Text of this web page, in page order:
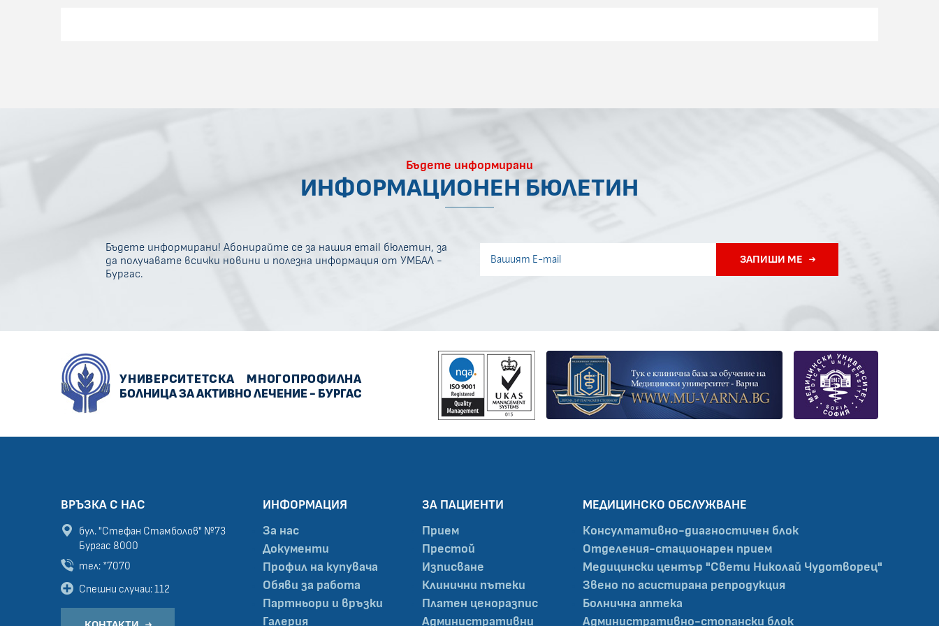
Бъдете информирани
ИНФОРМАЦИОНЕН БЮЛЕТИН
Бъдете информирани! Абонирайте се за нашия email бюлетин, за
да получавате всички новини и полезна информация от УМБАЛ -
Бургас.
ЗАПИШИ МЕ
УНИВЕРСИТЕТСКА
МНОГОПРОФИЛНА
БОЛНИЦА ЗА АКТИВНО ЛЕЧЕНИЕ - БУРГАС
ВРЪЗКА С НАС
бул. "Стефан Стамболов" №73
Бургас 8000
тел: *7070
Спешни случаи: 112
ИНФОРМАЦИЯ
За нас
Документи
Профил на купувача
Обяви за работа
Партньори и връзки
Галерия
ЗА ПАЦИЕНТИ
Прием
Престой
Изписване
Клинични пътеки
Платен ценоразпис
Административни
МЕДИЦИНСКО ОБСЛУЖВАНЕ
Консултативно-диагностичен блок
Отделения-стационарен прием
Медицински център "Свети Николай Чудотворец"
Звено по асистирана репродукция
Болнична аптека
Административно-стопански блок